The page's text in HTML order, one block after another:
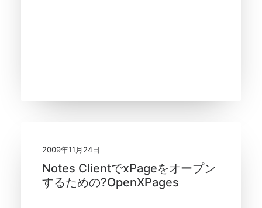
2009年11月24日
Notes ClientでxPageをオープン
するための?OpenXPages